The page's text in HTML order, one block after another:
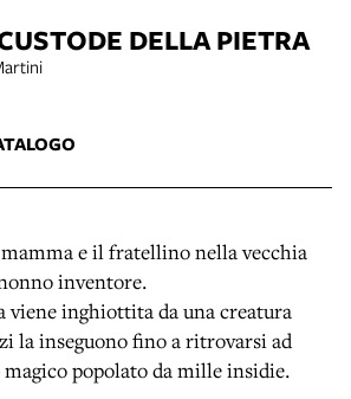
DELLA PIETRA
e il fratellino nella vecchia
inventore.
viene inghiottita da una creatura
la inseguono fino a ritrovarsi ad
popolato da mille insidie.